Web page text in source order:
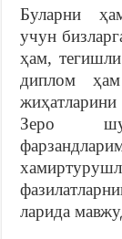
Буларни
учун
ҳам,
диплом
Зеро шу
ларида